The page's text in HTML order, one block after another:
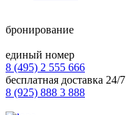
бронирование
единый номер
8 (495) 2 555 666
бесплатная доставка 24/7
8 (925) 888 3 888